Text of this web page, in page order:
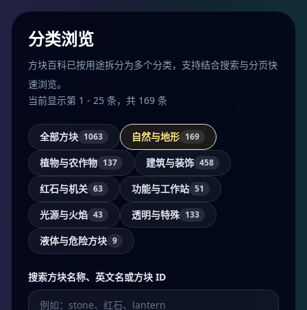
分类浏览
方块百科已按用途拆分为多个分类，支持结合搜索与分页快
速浏览。
当前显示第 1 - 25 条，共 169 条
全部方块 1063 自然与地形 169
植物与农作物 137 建筑与装饰 458
红石与机关 63 功能与工作站 51
光源与火焰 43 透明与特殊 133
液体与危险方块 9
搜索方块名称、英文名或方块 ID